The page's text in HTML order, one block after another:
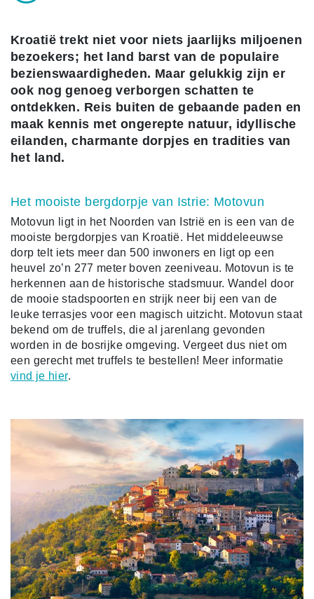
Kroatië trekt niet voor niets jaarlijks miljoenen
bezoekers; het land barst van de populaire
bezienswaardigheden. Maar gelukkig zijn er
ook nog genoeg verborgen schatten te
ontdekken. Reis buiten de gebaande paden en
maak kennis met ongerepte natuur, idyllische
eilanden, charmante dorpjes en tradities van
het land.
Het mooiste bergdorpje van Istrie: Motovun
Motovun ligt in het Noorden van Istrië en is een van de
mooiste bergdorpjes van Kroatië. Het middeleeuwse
dorp telt iets meer dan 500 inwoners en ligt op een
heuvel zo’n 277 meter boven zeeniveau. Motovun is te
herkennen aan de historische stadsmuur. Wandel door
de mooie stadspoorten en strijk neer bij een van de
leuke terrasjes voor een magisch uitzicht. Motovun staat
bekend om de truffels, die al jarenlang gevonden
worden in de bosrijke omgeving. Vergeet dus niet om
een gerecht met truffels te bestellen! Meer informatie
vind je hier.